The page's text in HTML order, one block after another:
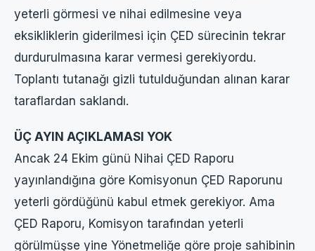
yeterli görmesi ve nihai edilmesine veya
eksikliklerin giderilmesi için ÇED sürecinin tekrar
durdurulmasına karar vermesi gerekiyordu.
Toplantı tutanağı gizli tutulduğundan alınan karar
taraflardan saklandı.
ÜÇ AYIN AÇIKLAMASI YOK
Ancak 24 Ekim günü Nihai ÇED Raporu
yayınlandığına göre Komisyonun ÇED Raporunu
yeterli gördüğünü kabul etmek gerekiyor. Ama
ÇED Raporu, Komisyon tarafından yeterli
görülmüşse yine Yönetmeliğe göre proje sahibinin